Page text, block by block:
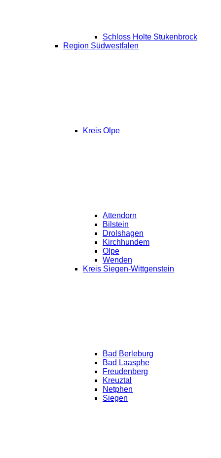
Schloss Holte Stukenbrock
Region Südwestfalen
Kreis Olpe
Attendorn
Bilstein
Drolshagen
Kirchhundem
Olpe
Wenden
Kreis Siegen-Wittgenstein
Bad Berleburg
Bad Laasphe
Freudenberg
Kreuztal
Netphen
Siegen